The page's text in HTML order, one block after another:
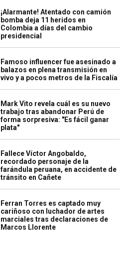
¡Alarmante! Atentado con camión
bomba deja 11 heridos en
Colombia a días del cambio
presidencial
Famoso influencer fue asesinado a
balazos en plena transmisión en
vivo y a pocos metros de la Fiscalía
Mark Vito revela cuál es su nuevo
trabajo tras abandonar Perú de
forma sorpresiva: "Es fácil ganar
plata"
Fallece Víctor Angobaldo,
recordado personaje de la
farándula peruana, en accidente de
tránsito en Cañete
Ferran Torres es captado muy
cariñoso con luchador de artes
marciales tras declaraciones de
Marcos Llorente